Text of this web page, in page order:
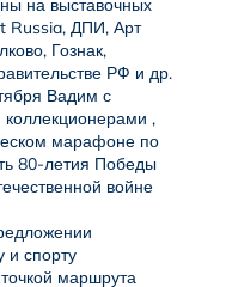
на выставочных
Russia, ДПИ, Арт
Гознак,
РФ и др.
Вадим с
,
марафоне по
80-летия Победы
войне
и спорту
маршрута